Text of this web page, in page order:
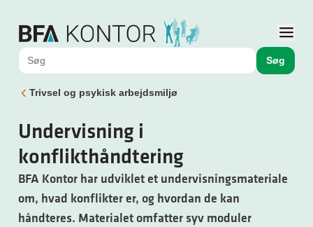
Søg
Trivsel og psykisk arbejdsmiljø
Undervisning i
konflikthåndtering
BFA Kontor har udviklet et undervisningsmateriale
om, hvad konflikter er, og hvordan de kan
håndteres. Materialet omfatter syv moduler